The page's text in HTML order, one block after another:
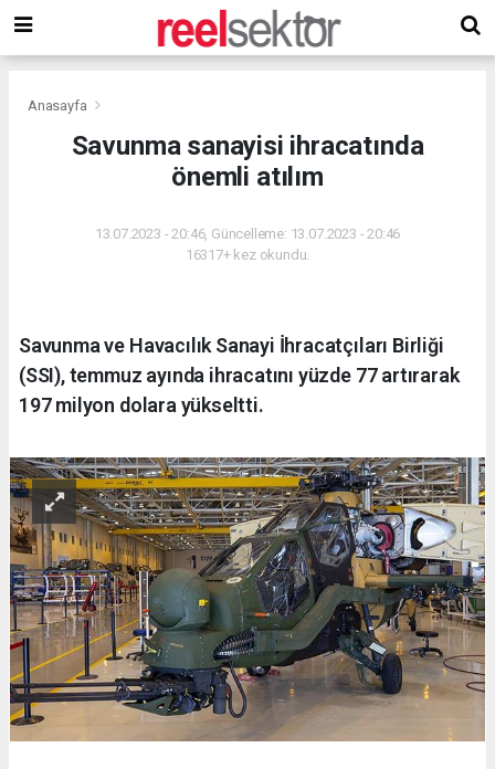
Anasayfa
Savunma sanayisi ihracatında
önemli atılım
13.07.2023 - 20:46, Güncelleme: 13.07.2023 - 20:46
16317+ kez okundu.
Savunma ve Havacılık Sanayi İhracatçıları Birliği
(SSI), temmuz ayında ihracatını yüzde 77 artırarak
197 milyon dolara yükseltti.